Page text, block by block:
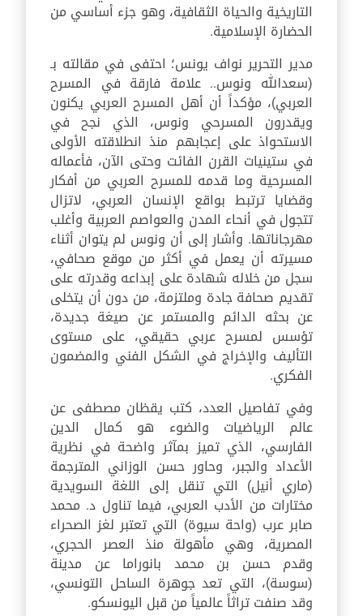
التاريخية والحياة الثقافية، وهو جزء أساسي من
الحضارة الإسلامية.
مدير التحرير نواف يونس؛ احتفى في مقالته بـ
(سعدالله ونوس.. علامة فارقة في المسرح
العربي)، مؤكداً أن أهل المسرح العربي يكنون
ويقدرون المسرحي ونوس، الذي نجح في
الاستحواذ على إعجابهم منذ انطلاقته الأولى
في ستينيات القرن الفائت وحتى الآن، فأعماله
المسرحية وما قدمه للمسرح العربي من أفكار
وقضايا ترتبط بواقع الإنسان العربي، لاتزال
تتجول في أنحاء المدن والعواصم العربية وأغلب
مهرجاناتها. وأشار إلى أن ونوس لم يتوان أثناء
مسيرته أن يعمل في أكثر من موقع صحافي،
سجل من خلاله شهادة على إبداعه وقدرته على
تقديم صحافة جادة وملتزمة، من دون أن يتخلى
عن بحثه الدائم والمستمر عن صيغة جديدة،
تؤسس لمسرح عربي حقيقي، على مستوى
التأليف والإخراج في الشكل الفني والمضمون
الفكري.
وفي تفاصيل العدد، كتب يقظان مصطفى عن
عالم الرياضيات والضوء هو كمال الدين
الفارسي، الذي تميز بمآثر واضحة في نظرية
الأعداد والجبر، وحاور حسن الوزاني المترجمة
(ماري أنيل) التي تنقل إلى اللغة السويدية
مختارات من الأدب العربي، فيما تناول د. محمد
صابر عرب (واحة سيوة) التي تعتبر لغز الصحراء
المصرية، وهي مأهولة منذ العصر الحجري،
وقدم حسن بن محمد بانوراما عن مدينة
(سوسة)، التي تعد جوهرة الساحل التونسي،
وقد صنفت تراثاً عالمياً من قبل اليونسكو.